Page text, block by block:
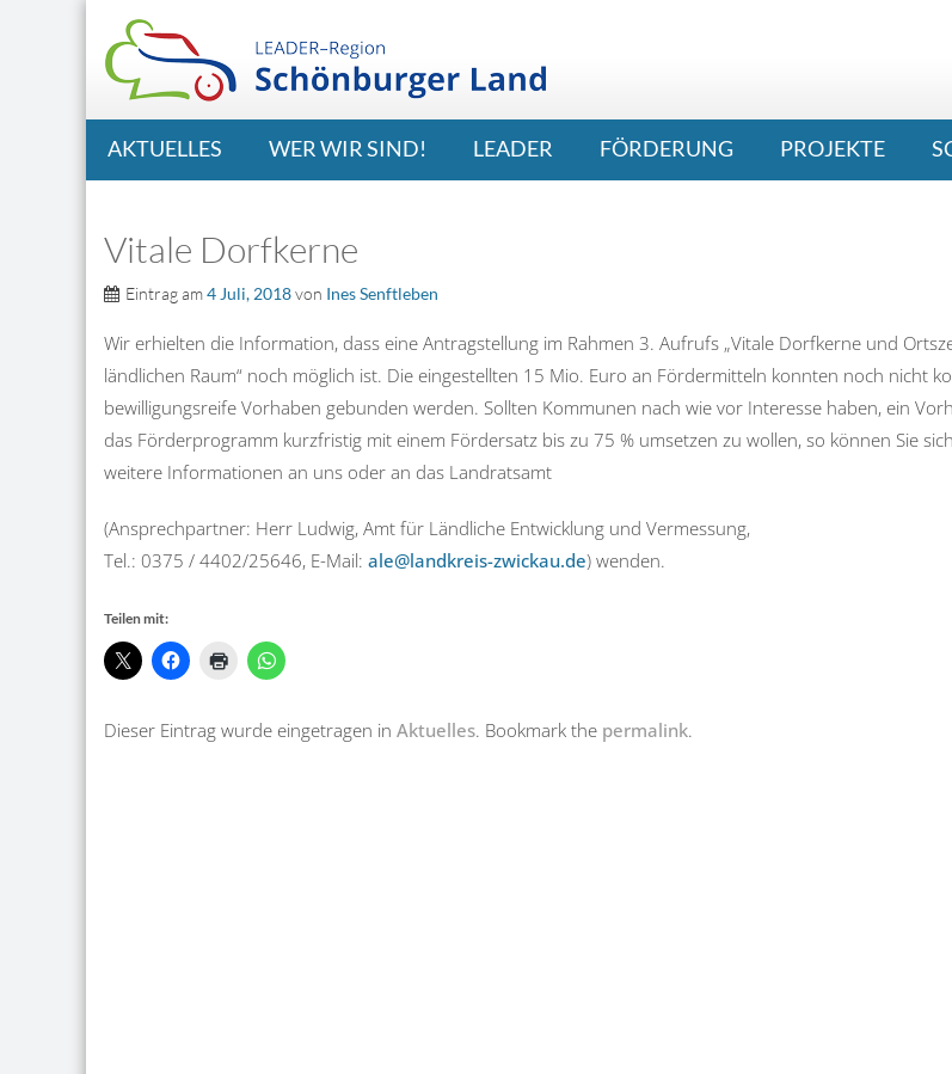
AKTUELLES WER WIR SIND! LEADER FÖRDERUNG PROJEKTE
Vitale Dorfkerne
Eintrag am4 Juli, 2018von Ines Senftleben
Wir erhielten die Information, dass eine Antragstellung im Rahmen 3. Aufrufs „Vitale Dorfkerne und
ländlichen Raum“ noch möglich ist. Die eingestellten 15 Mio. Euro an Fördermitteln konnten noch nicht
bewilligungsreife Vorhaben gebunden werden. Sollten Kommunen nach wie vor Interesse haben, ein
das Förderprogramm kurzfristig mit einem Fördersatz bis zu 75 % umsetzen zu wollen, so können Sie
weitere Informationen an uns oder an das Landratsamt
(Ansprechpartner: Herr Ludwig, Amt für Ländliche Entwicklung und Vermessung,
Tel.: 0375 / 4402/25646, E-Mail: ale@landkreis-zwickau.de) wenden.
Teilen mit:
Dieser Eintrag wurde eingetragen in Aktuelles. Bookmark the permalink.